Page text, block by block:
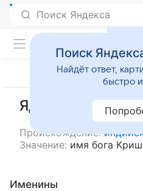
Поиск Яндекса
Ядавендра
Происхождение:
Значение: имя бога
Именины
Поиск
Найдёт ответ,
быстро